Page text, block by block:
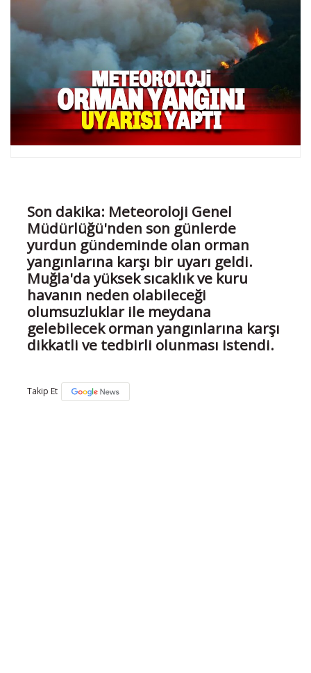
Son dakika: Meteoroloji Genel
Müdürlüğü'nden son günlerde
yurdun gündeminde olan orman
yangınlarına karşı bir uyarı geldi.
Muğla'da yüksek sıcaklık ve kuru
havanın neden olabileceği
olumsuzluklar ile meydana
gelebilecek orman yangınlarına karşı
dikkatli ve tedbirli olunması istendi.
Takip Et